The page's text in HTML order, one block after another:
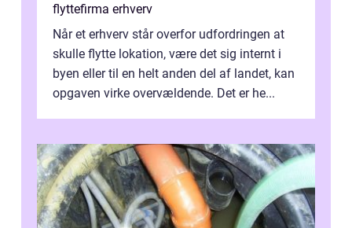
flyttefirma erhverv
Når et erhverv står overfor udfordringen at
skulle flytte lokation, være det sig internt i
byen eller til en helt anden del af landet, kan
opgaven virke overvældende. Det er he...